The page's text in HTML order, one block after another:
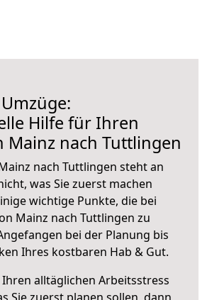
Hilfe für Ihren
Mainz nach Tuttlingen
nach Tuttlingen steht an
was Sie zuerst machen
wichtige Punkte, die bei
Mainz nach Tuttlingen zu
bei der Planung bis
Ihres kostbaren Hab & Gut.
alltäglichen Arbeitsstress